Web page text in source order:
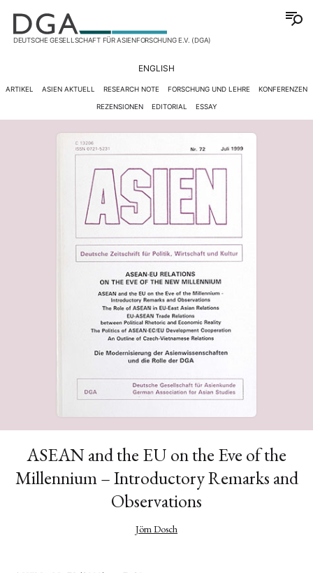
DEUTSCHE GESELLSCHAFT FÜR ASIENFORSCHUNG E.V. (DGA)
ENGLISH
ARTIKEL ASIEN AKTUELL RESEARCH NOTE FORSCHUNG UND LEHRE KONFERENZEN
REZENSIONEN EDITORIAL ESSAY
ASEAN and the EU on the Eve of the
Millennium – Introductory Remarks and
Observations
Jörn Dosch